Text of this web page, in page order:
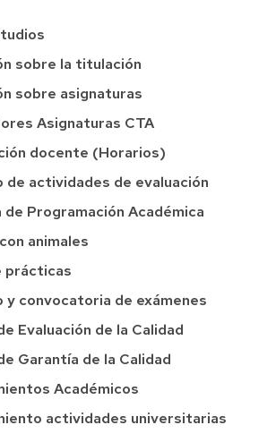
sobre la titulación
sobre asignaturas
Asignaturas CTA
docente (Horarios)
de actividades de evaluación
Programación Académica
animales
prácticas
y convocatoria de exámenes
Evaluación de la Calidad
Garantía de la Calidad
Académicos
actividades universitarias